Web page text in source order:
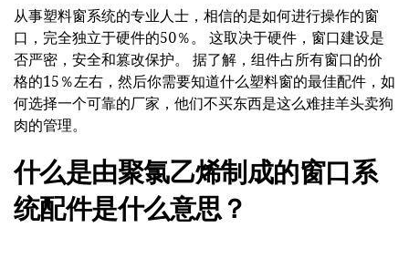
从事塑料窗系统的专业人士，相信的是如何进行操作的窗
口，完全独立于硬件的50％。 这取决于硬件，窗口建设是
否严密，安全和篡改保护。 据了解，组件占所有窗口的价
格的15％左右，然后你需要知道什么塑料窗的最佳配件，如
何选择一个可靠的厂家，他们不买东西是这么难挂羊头卖狗
肉的管理。
什么是由聚氯乙烯制成的窗口系
统配件是什么意思？